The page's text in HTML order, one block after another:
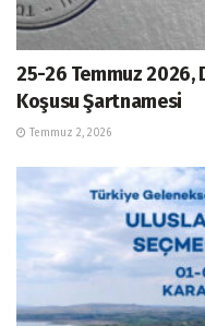
25-26 Temmuz 2026,
Koşusu Şartnamesi
Temmuz 2, 2026